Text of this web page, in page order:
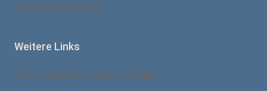
Nasenkorrektur
Weitere Links
Schönheitschirurgie Ahlen